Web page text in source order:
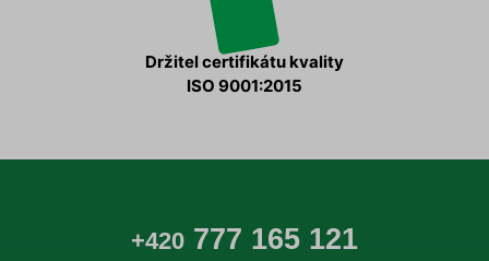
Držitel certifikátu kvality
ISO 9001:2015
+420 777 165 121